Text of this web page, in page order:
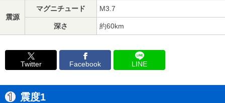
震源
マグニチュード M3.7
深さ 約60km
Twitter Facebook LINE
震度1